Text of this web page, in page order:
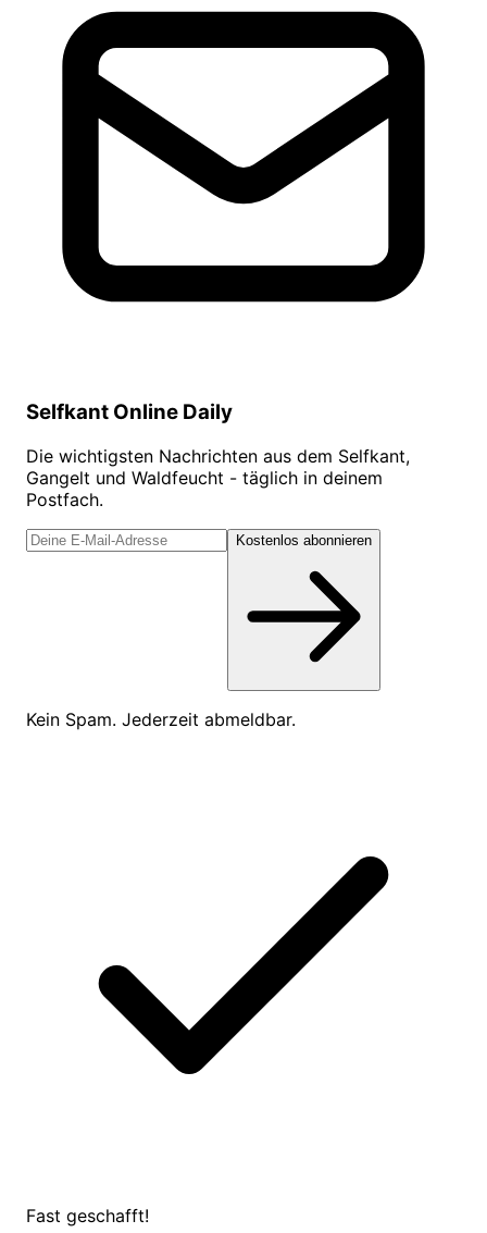
Selfkant Online Daily
Die wichtigsten Nachrichten aus dem Selfkant,
Gangelt und Waldfeucht - täglich in deinem
Postfach.
Kostenlos abonnieren
Kein Spam. Jederzeit abmeldbar.
Fast geschafft!